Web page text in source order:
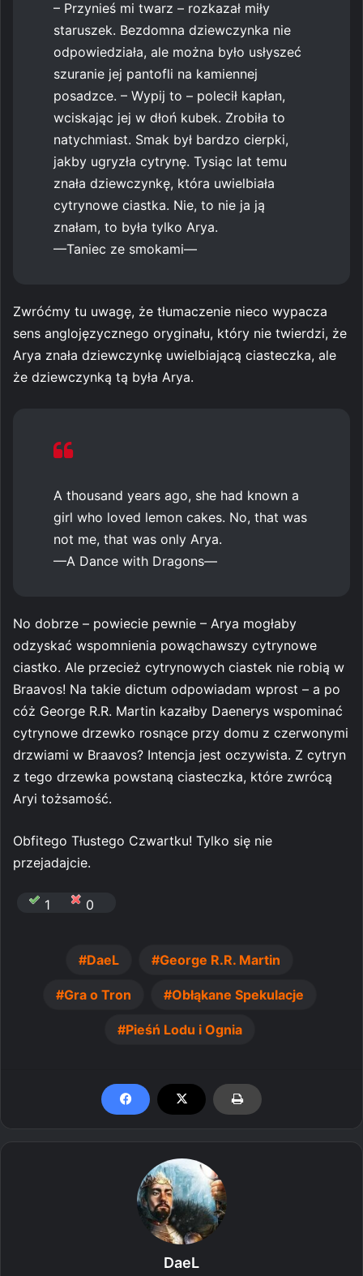
– Przynieś mi twarz – rozkazał miły
staruszek. Bezdomna dziewczynka nie
odpowiedziała, ale można było usłyszeć
szuranie jej pantofli na kamiennej
posadzce. – Wypij to – polecił kapłan,
wciskając jej w dłoń kubek. Zrobiła to
natychmiast. Smak był bardzo cierpki,
jakby ugryzła cytrynę. Tysiąc lat temu
znała dziewczynkę, która uwielbiała
cytrynowe ciastka. Nie, to nie ja ją
znałam, to była tylko Arya.
—Taniec ze smokami—
Zwróćmy tu uwagę, że tłumaczenie nieco wypacza
sens anglojęzycznego oryginału, który nie twierdzi, że
Arya znała dziewczynkę uwielbiającą ciasteczka, ale
że dziewczynką tą była Arya.
A thousand years ago, she had known a
girl who loved lemon cakes. No, that was
not me, that was only Arya.
—A Dance with Dragons—
No dobrze – powiecie pewnie – Arya mogłaby
odzyskać wspomnienia powąchawszy cytrynowe
ciastko. Ale przecież cytrynowych ciastek nie robią w
Braavos! Na takie dictum odpowiadam wprost – a po
cóż George R.R. Martin kazałby Daenerys wspominać
cytrynowe drzewko rosnące przy domu z czerwonymi
drzwiami w Braavos? Intencja jest oczywista. Z cytryn
z tego drzewka powstaną ciasteczka, które zwrócą
Aryi tożsamość.
Obfitego Tłustego Czwartku! Tylko się nie
przejadajcie.
1 0
DaeL George R.R. Martin
Gra o Tron Obłąkane Spekulacje
Pieśń Lodu i Ognia
DaeL